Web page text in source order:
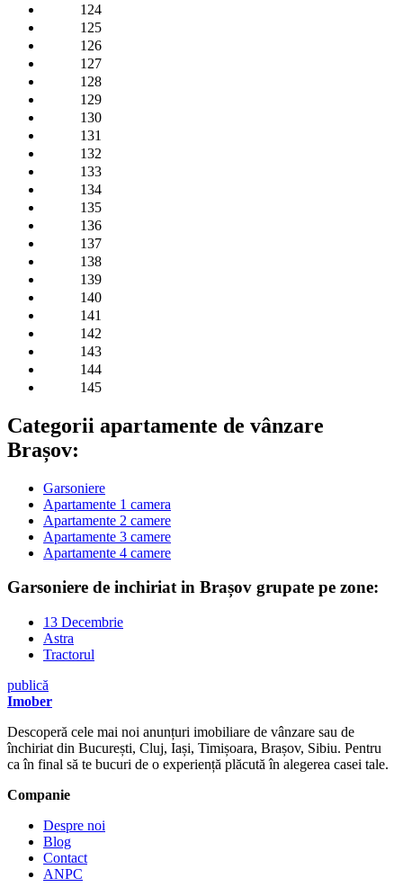
124
125
126
127
128
129
130
131
132
133
134
135
136
137
138
139
140
141
142
143
144
145
Categorii apartamente de vânzare
Brașov:
Garsoniere
Apartamente 1 camera
Apartamente 2 camere
Apartamente 3 camere
Apartamente 4 camere
Garsoniere de inchiriat in Brașov grupate pe zone:
13 Decembrie
Astra
Tractorul
publică
Imober
Descoperă cele mai noi anunțuri imobiliare de vânzare sau de
închiriat din București, Cluj, Iași, Timișoara, Brașov, Sibiu. Pentru
ca în final să te bucuri de o experiență plăcută în alegerea casei tale.
Companie
Despre noi
Blog
Contact
ANPC